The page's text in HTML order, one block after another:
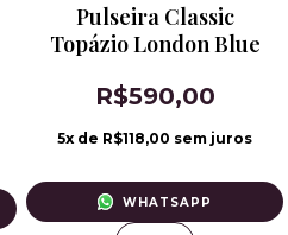
Pulseira Classic
Topázio London Blue
R$590,00
5x de R$118,00 sem juros
WHATSAPP